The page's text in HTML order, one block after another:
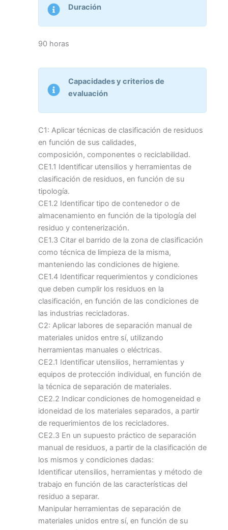
Duración
90 horas
Capacidades y criterios de
evaluación
C1: Aplicar técnicas de clasificación de residuos
en función de sus calidades,
composición, componentes o reciclabilidad.
CE1.1 Identificar utensilios y herramientas de
clasificación de residuos, en función de su
tipología.
CE1.2 Identificar tipo de contenedor o de
almacenamiento en función de la tipología del
residuo y contenerización.
CE1.3 Citar el barrido de la zona de clasificación
como técnica de limpieza de la misma,
manteniendo las condiciones de higiene.
CE1.4 Identificar requerimientos y condiciones
que deben cumplir los residuos en la
clasificación, en función de las condiciones de
las industrias recicladoras.
C2: Aplicar labores de separación manual de
materiales unidos entre sí, utilizando
herramientas manuales o eléctricas.
CE2.1 Identificar utensilios, herramientas y
equipos de protección individual, en función de
la técnica de separación de materiales.
CE2.2 Indicar condiciones de homogeneidad e
idoneidad de los materiales separados, a partir
de requerimientos de los recicladores.
CE2.3 En un supuesto práctico de separación
manual de residuos, a partir de la clasificación de
los mismos y condiciones dadas:
Identificar utensilios, herramientas y método de
trabajo en función de las características del
residuo a separar.
Manipular herramientas de separación de
materiales unidos entre sí, en función de su